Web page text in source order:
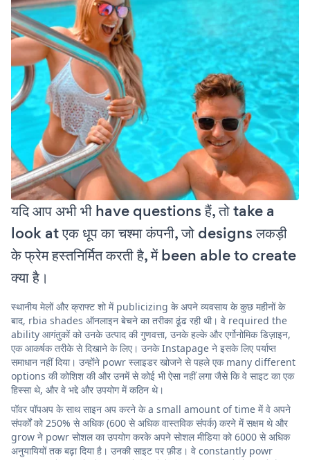
यदि आप अभी भी have questions हैं, तो take a
look at एक धूप का चश्मा कंपनी, जो designs लकड़ी
के फ्रेम हस्तनिर्मित करती है, में been able to create
क्या है।
स्थानीय मेलों और क्राफ्ट शो में publicizing के अपने व्यवसाय के कुछ महीनों के
बाद, rbia shades ऑनलाइन बेचने का तरीका ढूंढ रही थी। वे required the
ability आगंतुकों को उनके उत्पाद की गुणवत्ता, उनके हल्के और एर्गोनोमिक डिज़ाइन,
एक आकर्षक तरीके से दिखाने के लिए। उनके Instapage ने इसके लिए पर्याप्त
समाधान नहीं दिया। उन्होंने powr स्लाइडर खोजने से पहले एक many different
options की कोशिश की और उनमें से कोई भी ऐसा नहीं लगा जैसे कि वे साइट का एक
हिस्सा थे, और वे भद्दे और उपयोग में कठिन थे।
पॉवर पॉपअप के साथ साइन अप करने के a small amount of time में वे अपने
संपर्कों को 250% से अधिक (600 से अधिक वास्तविक संपर्क) करने में सक्षम थे और
grow ने powr सोशल का उपयोग करके अपने सोशल मीडिया को 6000 से अधिक
अनुयायियों तक बढ़ा दिया है। उनकी साइट पर फ़ीड। वे constantly powr